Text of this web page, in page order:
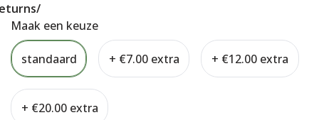
Maak een keuze
standaard + €7.00 extra + €12.00 extra
+ €20.00 extra